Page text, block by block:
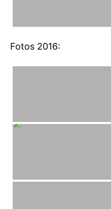
Fotos 2016: